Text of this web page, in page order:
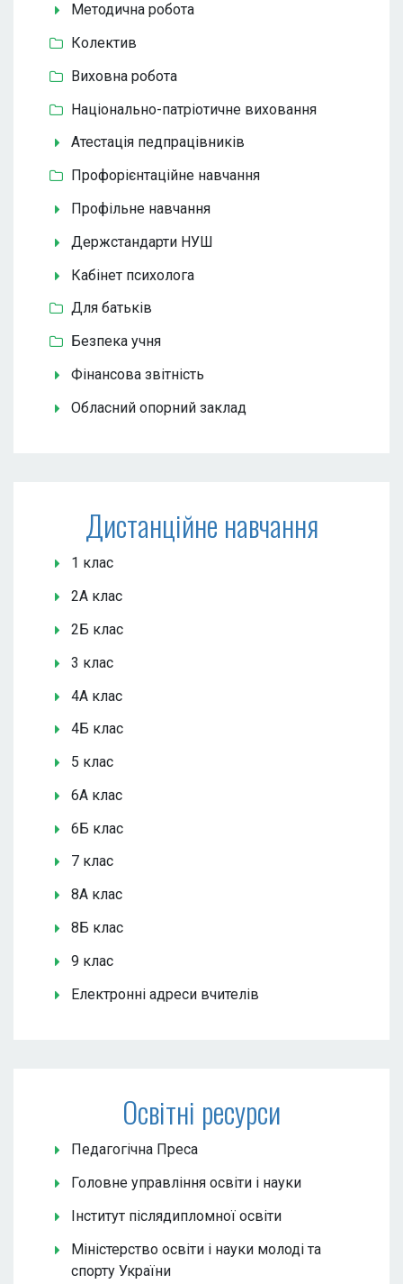
Методична робота
Колектив
Виховна робота
Національно-патріотичне виховання
Атестація педпрацівників
Профорієнтаційне навчання
Профільне навчання
Держстандарти НУШ
Кабінет психолога
Для батьків
Безпека учня
Фінансова звітність
Обласний опорний заклад
Дистанційне навчання
1 клас
2А клас
2Б клас
3 клас
4А клас
4Б клас
5 клас
6А клас
6Б клас
7 клас
8А клас
8Б клас
9 клас
Електронні адреси вчителів
Освітні ресурси
Педагогічна Преса
Головне управління освіти і науки
Інститут післядипломної освіти
Міністерство освіти і науки молоді та
спорту України